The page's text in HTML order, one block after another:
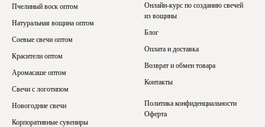
Пчелиный воск оптом
Натуральная вощина оптом
Соевые свечи оптом
Красители оптом
Аромасаше оптом
Свечи с логотипом
Новогодние свечи
Корпоративные сувениры
Онлайн-курс по созданию свечей
из вощины
Блог
Оплата и доставка
Возврат и обмен товара
Контакты
Политика конфиденциальности
Оферта